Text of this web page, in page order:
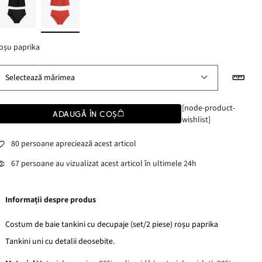
paprika
Selectează mărimea
ADAUGĂ ÎN COȘ
[node-product-
wishlist]
80 persoane apreciează acest articol
67 persoane au vizualizat acest articol în ultimele 24h
Informații despre produs
Costum de baie tankini cu decupaje (set/2 piese) roșu paprika
Tankini uni cu detalii deosebite.